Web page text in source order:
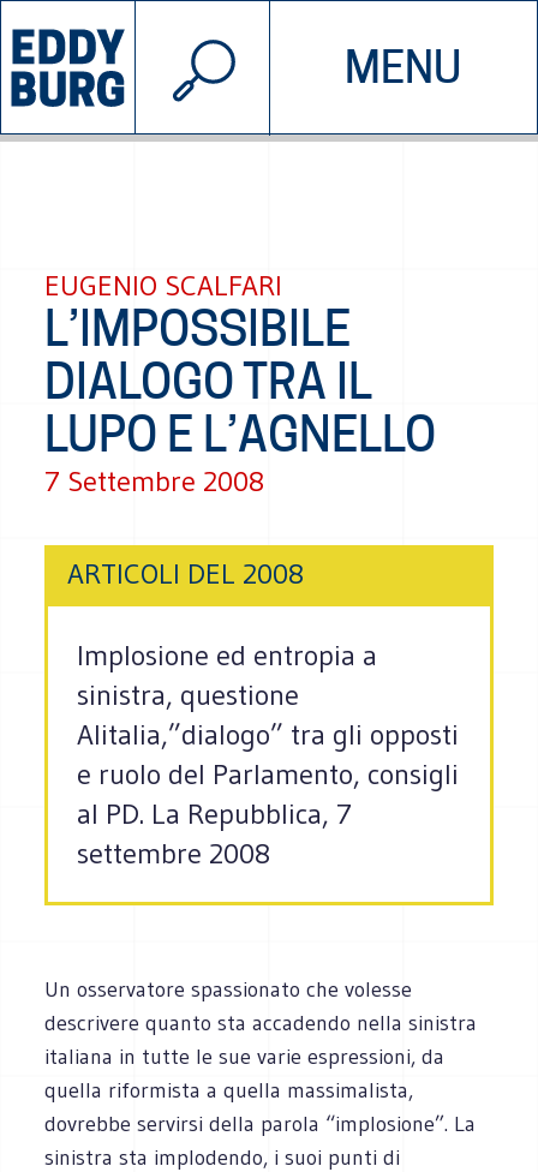
MENU
INIZIATIVE CHI SIAMO
© 2026 EDDYBURG
EUGENIO SCALFARI
L’IMPOSSIBILE
DIALOGO TRA IL
LUPO E L’AGNELLO
7 Settembre 2008
ARTICOLI DEL 2008
Implosione ed entropia a
sinistra, questione
Alitalia,”dialogo” tra gli opposti
e ruolo del Parlamento, consigli
al PD. La Repubblica, 7
settembre 2008
Un osservatore spassionato che volesse
descrivere quanto sta accadendo nella sinistra
italiana in tutte le sue varie espressioni, da
quella riformista a quella massimalista,
dovrebbe servirsi della parola “implosione”. La
sinistra sta implodendo, i suoi punti di